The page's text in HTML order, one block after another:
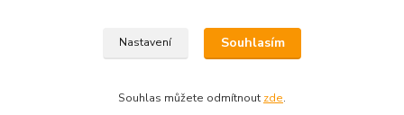
Nastavení Souhlasím
Souhlas můžete odmítnout zde.